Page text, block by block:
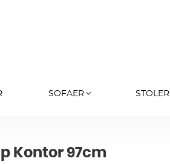
SOFAER STOLER
Kontor 97cm